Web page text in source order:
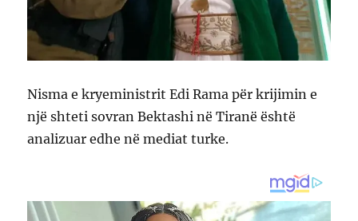
Nisma e kryeministrit Edi Rama për krijimin e
një shteti sovran Bektashi në Tiranë është
analizuar edhe në mediat turke.